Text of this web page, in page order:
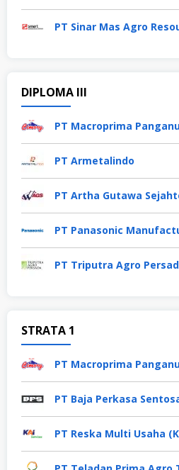
DIPLOMA III
PT Macroprima
PT Armetalindo
PT Artha Gutawa
PT Panasonic
PT Triputra Agro
STRATA 1
PT Macroprima
PT Baja Perkasa
PT Reska Multi Usaha